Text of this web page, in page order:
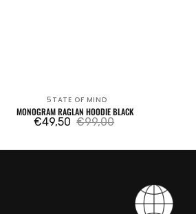
Venditore:
5TATE OF MIND
MONOGRAM RAGLAN HOODIE BLACK
Prezzo
€49,50
Prezzo
€99,00